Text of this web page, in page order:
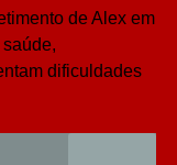
de Alex em
dificuldades